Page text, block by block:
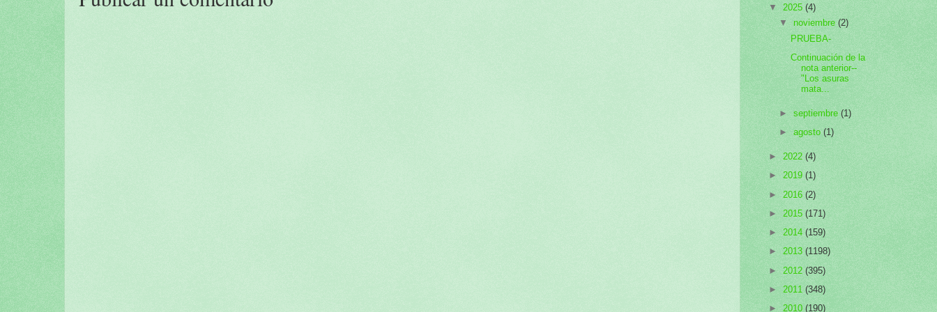
▼ 2025 (4)
▼noviembre(2)
PRUEBA-
Continuación de la
nota anterior--
"Los asuras
mata...
►septiembre(1)
►agosto(1)
► 2022 (4)
► 2019 (1)
► 2016 (2)
► 2015 (171)
► 2014 (159)
► 2013 (1198)
► 2012 (395)
► 2011 (348)
► 2010 (190)